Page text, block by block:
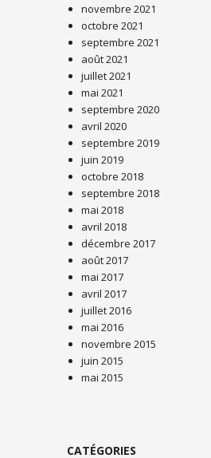
novembre 2021
octobre 2021
septembre 2021
août 2021
juillet 2021
mai 2021
septembre 2020
avril 2020
septembre 2019
juin 2019
octobre 2018
septembre 2018
mai 2018
avril 2018
décembre 2017
août 2017
mai 2017
avril 2017
juillet 2016
mai 2016
novembre 2015
juin 2015
mai 2015
CATÉGORIES